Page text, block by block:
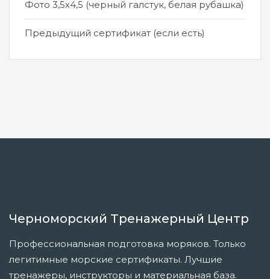
Фото 3,5х4,5 (черный галстук, белая рубашка)
Предыдущий сертификат (если есть)
Черноморский Тренажерный Центр
Профессиональная подготовка моряков. Только
легитимные морские сертификаты. Лучшие
тренажеры, инструкторы и материальная база.